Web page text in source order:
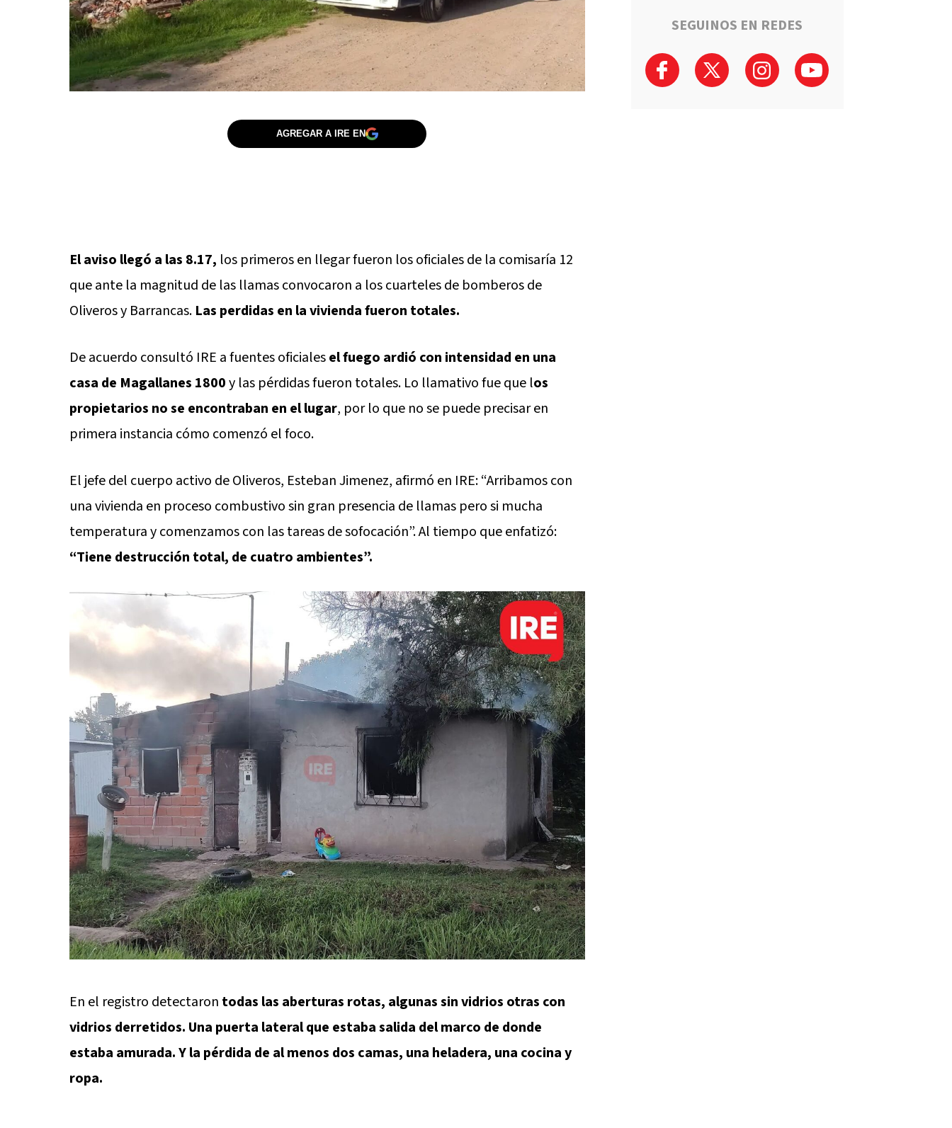
AGREGAR A IRE EN
El aviso llegó a las 8.17, los primeros en llegar fueron los oficiales de la comisaría 12
que ante la magnitud de las llamas convocaron a los cuarteles de bomberos de
Oliveros y Barrancas. Las perdidas en la vivienda fueron totales.
De acuerdo consultó IRE a fuentes oficialesel fuego ardió con intensidad en una
casa de Magallanes 1800y las pérdidas fueron totales. Lo llamativo fue que los
propietarios no se encontraban en el lugar, por lo que no se puede precisar en
primera instancia cómo comenzó el foco.
El jefe del cuerpo activo de Oliveros, Esteban Jimenez, afirmó en IRE: “Arribamos con
una vivienda en proceso combustivo sin gran presencia de llamas pero si mucha
temperatura y comenzamos con las tareas de sofocación”. Al tiempo que enfatizó:
“Tiene destrucción total, de cuatro ambientes”.
En el registro detectaron todas las aberturas rotas, algunas sin vidrios otras con
vidrios derretidos. Una puerta lateral que estaba salida del marco de donde
estaba amurada. Y la pérdida de al menos dos camas, una heladera, una cocina y
ropa.
SEGUINOS EN REDES